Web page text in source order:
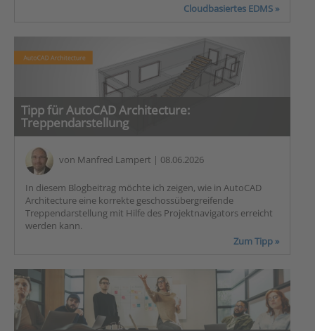
Cloudbasiertes EDMS »
Tipp für AutoCAD Architecture:
Treppendarstellung
von Manfred Lampert | 08.06.2026
In diesem Blogbeitrag möchte ich zeigen, wie in AutoCAD
Architecture eine korrekte geschossübergreifende
Treppendarstellung mit Hilfe des Projektnavigators erreicht
werden kann.
Zum Tipp »